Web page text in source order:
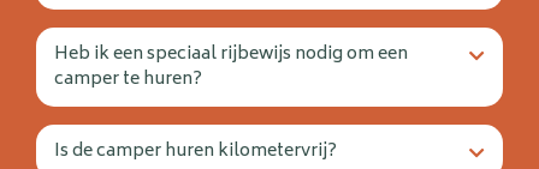
Heb ik een speciaal rijbewijs nodig om een
camper te huren?
Is de camper huren kilometervrij?